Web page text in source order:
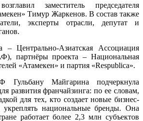
заместитель председателя
Тимур Жаркенов. В состав также
эксперты отрасли, депутат и
– Центрально-Азиатская Ассоциация
партнёры проекта – Национальная
«Атамекен» и партия «Respublica».
Гульбану Майгарина подчеркнула
развития франчайзинга: по ее словам,
для тех, кто создает новые бизнес-
укреплять национальные бренды. Она
работает более 2,3 млн субъектов